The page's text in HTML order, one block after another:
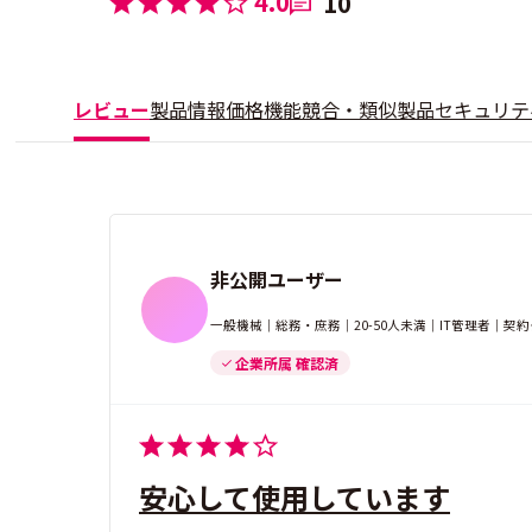
レビュー製品情報価格機能競合・類似製品セキュリ
非公開ユーザー
一般機械｜総務・庶務｜20-50人未満｜IT管理者｜契
企業所属 確認済
安心して使用しています